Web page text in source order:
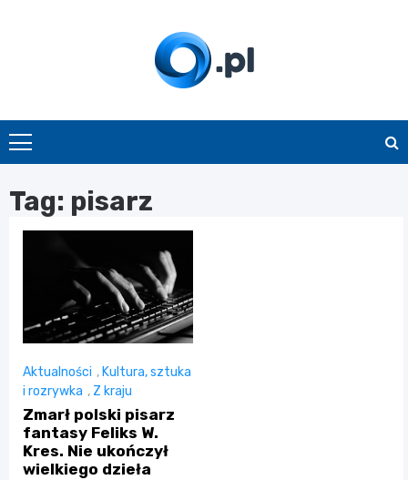
O.pl
Tag: pisarz
Aktualności , Kultura, sztuka
i rozrywka , Z kraju
Zmarł polski pisarz
fantasy Feliks W.
Kres. Nie ukończył
wielkiego dzieła